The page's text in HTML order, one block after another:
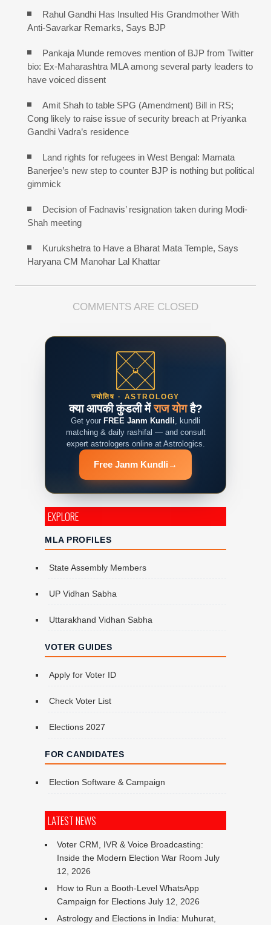
Rahul Gandhi Has Insulted His Grandmother With
Anti-Savarkar Remarks, Says BJP
Pankaja Munde removes mention of BJP from Twitter
bio: Ex-Maharashtra MLA among several party leaders to
have voiced dissent
Amit Shah to table SPG (Amendment) Bill in RS;
Cong likely to raise issue of security breach at Priyanka
Gandhi Vadra’s residence
Land rights for refugees in West Bengal: Mamata
Banerjee’s new step to counter BJP is nothing but political
gimmick
Decision of Fadnavis’ resignation taken during Modi-
Shah meeting
Kurukshetra to Have a Bharat Mata Temple, Says
Haryana CM Manohar Lal Khattar
COMMENTS ARE CLOSED
ज्योतिष · ASTROLOGY
क्या आपकी कुंडली मेंराज योगहै?
Get your FREE Janm Kundli, kundli
matching & daily rashifal — and consult
expert astrologers online at Astrologics.
Free Janm Kundli →
EXPLORE
MLA PROFILES
State Assembly Members
UP Vidhan Sabha
Uttarakhand Vidhan Sabha
VOTER GUIDES
Apply for Voter ID
Check Voter List
Elections 2027
FOR CANDIDATES
Election Software & Campaign
LATEST NEWS
Voter CRM, IVR & Voice Broadcasting:
Inside the Modern Election War Room July
12, 2026
How to Run a Booth-Level WhatsApp
Campaign for Elections July 12, 2026
Astrology and Elections in India: Muhurat,